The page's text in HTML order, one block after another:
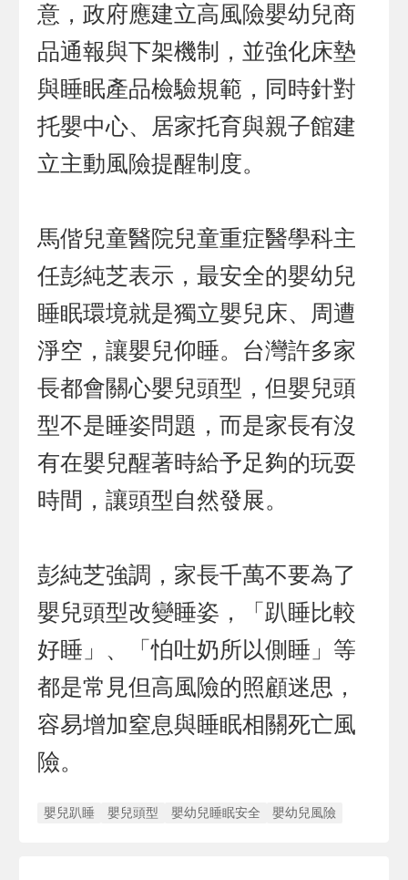
意，政府應建立高風險嬰幼兒商
品通報與下架機制，並強化床墊
與睡眠產品檢驗規範，同時針對
托嬰中心、居家托育與親子館建
立主動風險提醒制度。
馬偕兒童醫院兒童重症醫學科主
任彭純芝表示，最安全的嬰幼兒
睡眠環境就是獨立嬰兒床、周遭
淨空，讓嬰兒仰睡。台灣許多家
長都會關心嬰兒頭型，但嬰兒頭
型不是睡姿問題，而是家長有沒
有在嬰兒醒著時給予足夠的玩耍
時間，讓頭型自然發展。
彭純芝強調，家長千萬不要為了
嬰兒頭型改變睡姿，「趴睡比較
好睡」、「怕吐奶所以側睡」等
都是常見但高風險的照顧迷思，
容易增加窒息與睡眠相關死亡風
險。
嬰兒趴睡 嬰兒頭型 嬰幼兒睡眠安全 嬰幼兒風險